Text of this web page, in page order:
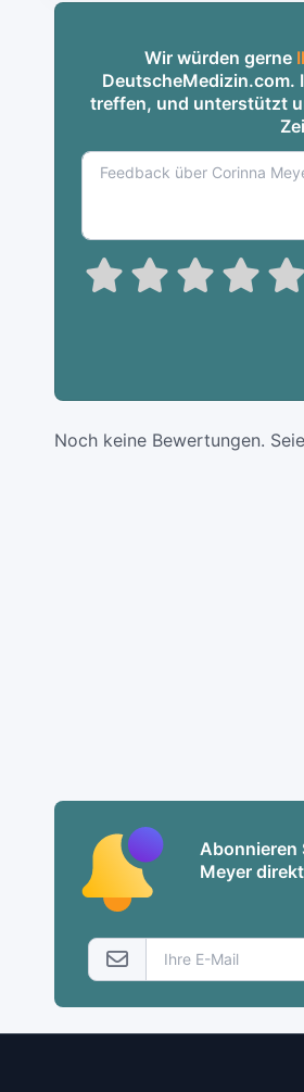
Wir würden gerne
DeutscheMedizin.com.
treffen, und unterstützt
Noch keine Bewertungen.
Abonnieren
Meyer